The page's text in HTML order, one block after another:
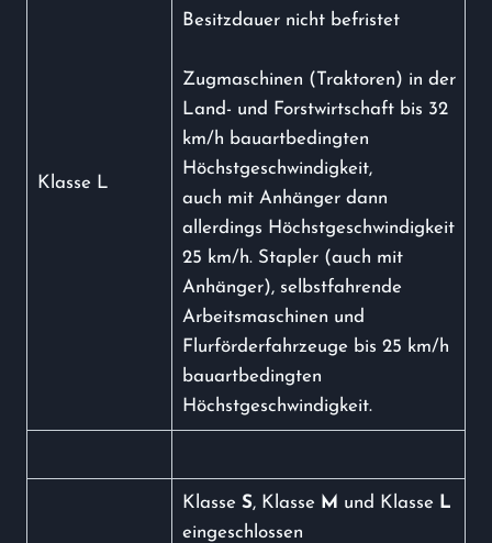
Klasse L
Besitzdauer nicht befristet
Zugmaschinen (Traktoren) in der
Land- und Forstwirtschaft bis 32
km/h bauartbedingten
Höchstgeschwindigkeit,
auch mit Anhänger dann
allerdings Höchstgeschwindigkeit
25 km/h. Stapler (auch mit
Anhänger), selbstfahrende
Arbeitsmaschinen und
Flurförderfahrzeuge bis 25 km/h
bauartbedingten
Höchstgeschwindigkeit.
Klasse S, Klasse M und Klasse L
eingeschlossen